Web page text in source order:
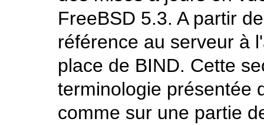
FreeBSD 5.3. A partir
référence au serveur à
place de BIND. Cette
terminologie présentée
comme sur une partie